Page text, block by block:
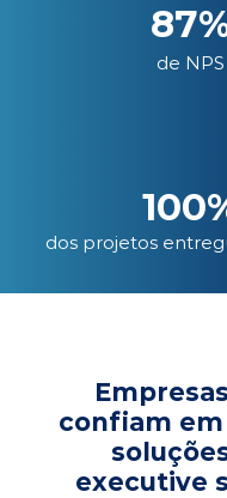
de NPS
dos projetos
confiam em
executive